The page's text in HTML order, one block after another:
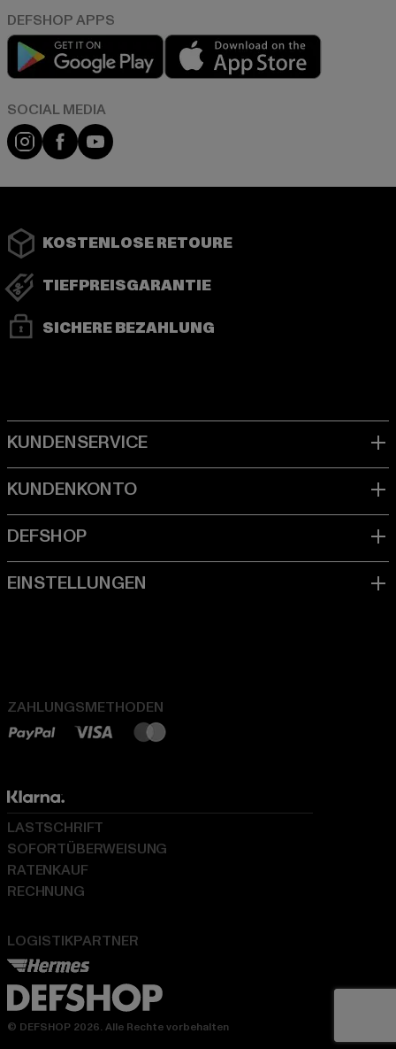
Play market
Instagram
FacebookYouTube
KOSTENLOSE RETOURE
TIEFPREISGARANTIE
SICHERE BEZAHLUNG
ZAHLUNGSMETHODEN
LOGISTIKPARTNER
LASTSCHRIFT
SOFORTÜBERWEISUNG
RATENKAUF
RECHNUNG
© DEFSHOP 2026. Alle Rechte vorbehalten